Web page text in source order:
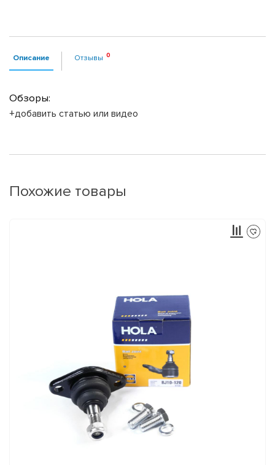
Описание Отзывы
Обзоры:
+добавить статью или видео
Похожие товары